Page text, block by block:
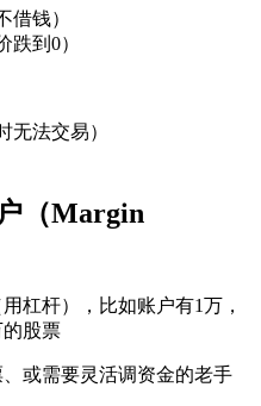
借钱）
到0）
无法交易）
（Margin
杠杆），比如账户有1万，
股票
或需要灵活调资金的老手